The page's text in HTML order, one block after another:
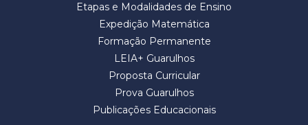
Etapas e Modalidades de Ensino
Expedição Matemática
Formação Permanente
LEIA+ Guarulhos
Proposta Curricular
Prova Guarulhos
Publicações Educacionais